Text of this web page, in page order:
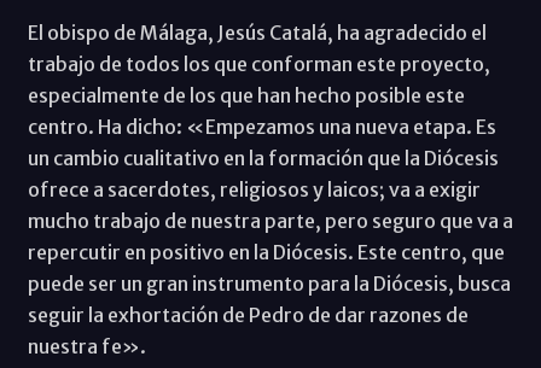
El obispo de Málaga, Jesús Catalá, ha agradecido el
trabajo de todos los que conforman este proyecto,
especialmente de los que han hecho posible este
centro. Ha dicho: «Empezamos una nueva etapa. Es
un cambio cualitativo en la formación que la Diócesis
ofrece a sacerdotes, religiosos y laicos; va a exigir
mucho trabajo de nuestra parte, pero seguro que va a
repercutir en positivo en la Diócesis. Este centro, que
puede ser un gran instrumento para la Diócesis, busca
seguir la exhortación de Pedro de dar razones de
nuestra fe».